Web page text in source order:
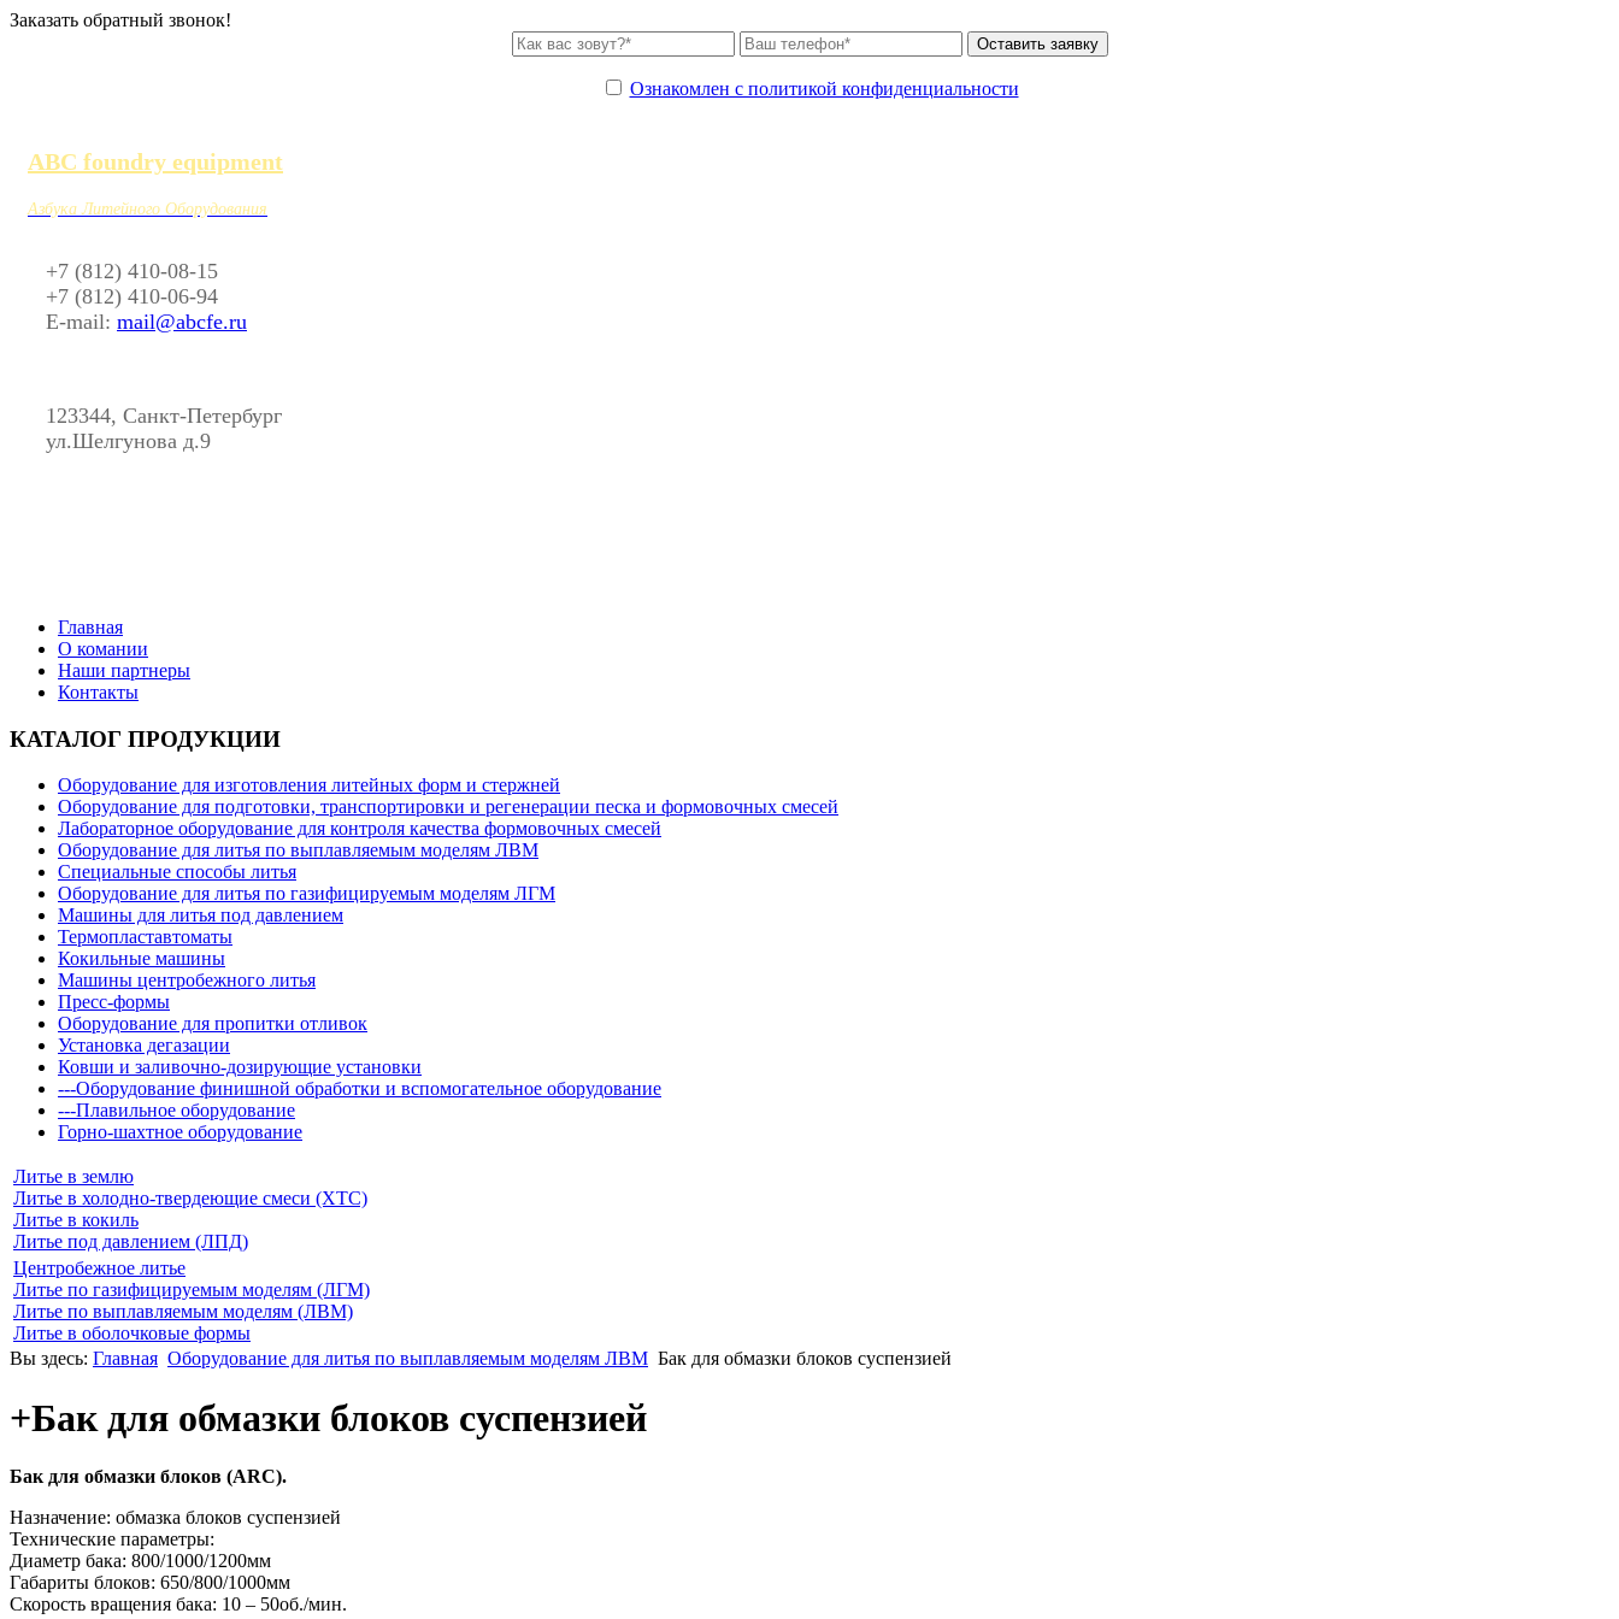
Заказать обратный звонок!
Ознакомлен с политикой конфиденциальности
ABC foundry equipment
Азбука Литейного Оборудования
+7 (812) 410-08-15
+7 (812) 410-06-94
E-mail: mail@abcfe.ru
123344, Санкт-Петербург
ул.Шелгунова д.9
Главная
О комании
Наши партнеры
Контакты
КАТАЛОГ ПРОДУКЦИИ
Оборудование для изготовления литейных форм и стержней
Оборудование для подготовки, транспортировки и регенерации песка и формовочных смесей
Лабораторное оборудование для контроля качества формовочных смесей
Оборудование для литья по выплавляемым моделям ЛВМ
Специальные способы литья
Оборудование для литья по газифицируемым моделям ЛГМ
Машины для литья под давлением
Термопластавтоматы
Кокильные машины
Машины центробежного литья
Пресс-формы
Оборудование для пропитки отливок
Установка дегазации
Ковши и заливочно-дозирующие установки
---Оборудование финишной обработки и вспомогательное оборудование
---Плавильное оборудование
Горно-шахтное оборудование
Литье в землю
Литье в холодно-твердеющие смеси (ХТС)
Литье в кокиль
Литье под давлением (ЛПД)
Центробежное литье
Литье по газифицируемым моделям (ЛГМ)
Литье по выплавляемым моделям (ЛВМ)
Литье в оболочковые формы
Вы здесь: Главная Оборудование для литья по выплавляемым моделям ЛВМ Бак для обмазки блоков суспензией
+Бак для обмазки блоков суспензией
Бак для обмазки блоков (ARC).
Назначение: обмазка блоков суспензией
Технические параметры:
Диаметр бака: 800/1000/1200мм
Габариты блоков: 650/800/1000мм
Скорость вращения бака: 10 – 50об./мин.